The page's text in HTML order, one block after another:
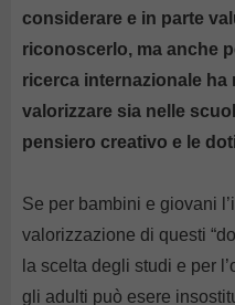
considerare e in parte
riconoscerlo, ma anche
ricerca internazionale
valorizzare sia nelle
pensiero creativo e le
Se per bambini e giovani
valorizzazione di questi
la scelta degli studi e per
gli adulti può esere